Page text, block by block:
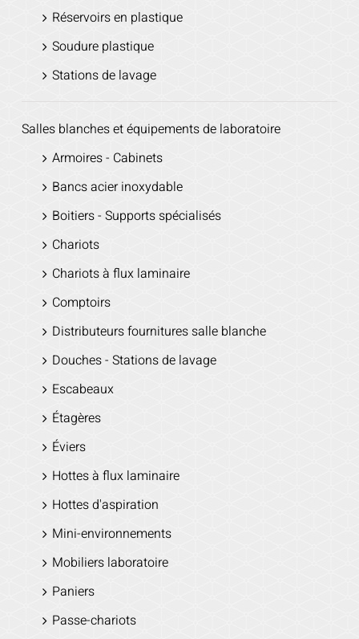
Réservoirs en plastique
Soudure plastique
Stations de lavage
Salles blanches et équipements de laboratoire
Armoires - Cabinets
Bancs acier inoxydable
Boitiers - Supports spécialisés
Chariots
Chariots à flux laminaire
Comptoirs
Distributeurs fournitures salle blanche
Douches - Stations de lavage
Escabeaux
Étagères
Éviers
Hottes à flux laminaire
Hottes d'aspiration
Mini-environnements
Mobiliers laboratoire
Paniers
Passe-chariots